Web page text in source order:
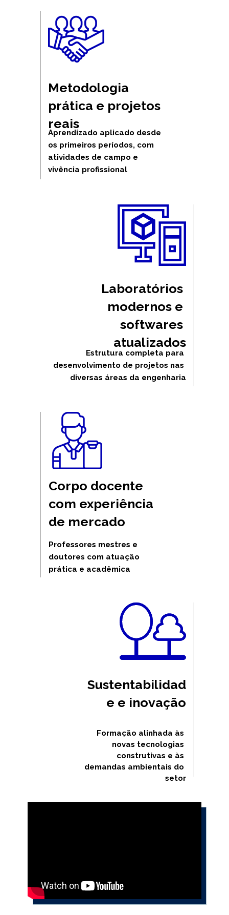
Metodologia
prática e projetos
reais
Laboratórios
modernos e
softwares
atualizados
Corpo docente
com experiência
de mercado
Sustentabilidad
e e inovação
Aprendizado aplicado desde
os primeiros períodos, com
atividades de campo e
vivência profissional
desenvolvimento de projetos nas
diversas áreas da engenharia
Formação alinhada às
novas tecnologias
construtivas e às
demandas ambientais do
setor
Professores mestres e
doutores com atuação
prática e acadêmica